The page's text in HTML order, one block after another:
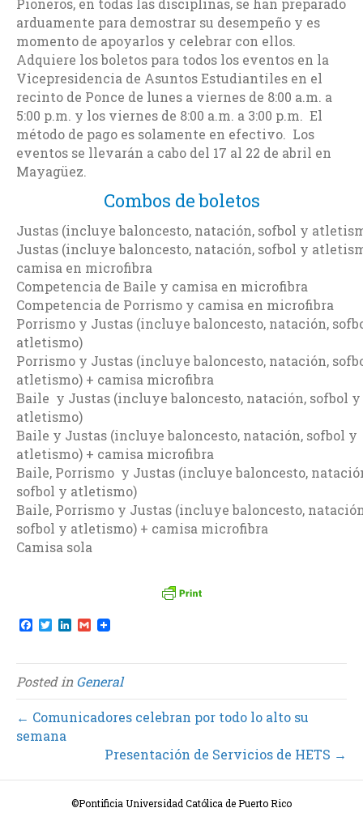
arduamente para demostrar su desempeño y es
momento de apoyarlos y celebrar con ellos.
Adquiere los boletos para todos los eventos en la
Vicepresidencia de Asuntos Estudiantiles en el
recinto de Ponce de lunes a viernes de 8:00 a.m. a
5:00 p.m. y los viernes de 8:00 a.m. a 3:00 p.m. El
método de pago es solamente en efectivo. Los
eventos se llevarán a cabo del 17 al 22 de abril en
Mayagüez.
Combos de boletos
Justas (incluye baloncesto, natación, sofbol y
Justas (incluye baloncesto, natación, sofbol y
camisa en microfibra
Competencia de Baile y camisa en microfibra
Competencia de Porrismo y camisa en microfibra
Porrismo y Justas (incluye baloncesto, natación,
atletismo)
Porrismo y Justas (incluye baloncesto, natación,
atletismo) + camisa microfibra
Baile y Justas (incluye baloncesto, natación, sofbol y
atletismo)
Baile y Justas (incluye baloncesto, natación, sofbol y
atletismo) + camisa microfibra
Baile, Porrismo y Justas (incluye baloncesto,
sofbol y atletismo)
Baile, Porrismo y Justas (incluye baloncesto,
sofbol y atletismo) + camisa microfibra
Camisa sola
F
e
b
o
o
k
T
t
t
e
r
L
k
e
d
I
n
G
i
l
Posted inGeneral
← Comunicadores celebran por todo lo alto su
semana
Presentación de Servicios de HETS →
©Pontificia Universidad Católica de Puerto Rico